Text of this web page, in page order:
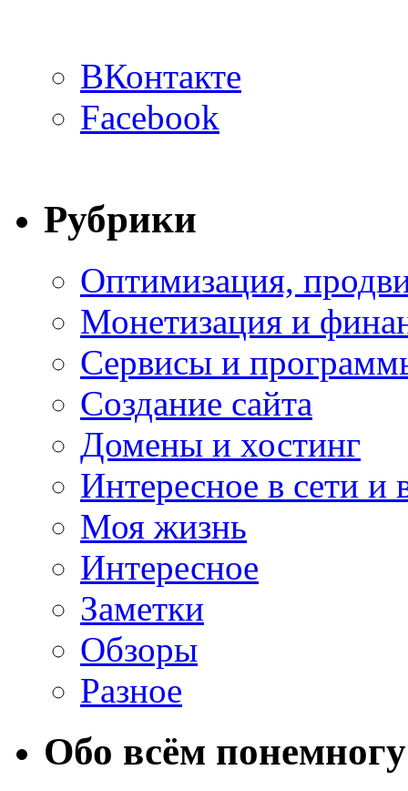
ВКонтакте
Facebook
Рубрики
Оптимизация,
Монетизация и
Сервисы и
Создание сайта
Домены и хостинг
Интересное в сети и
Моя жизнь
Интересное
Заметки
Обзоры
Разное
Обо всём понемногу